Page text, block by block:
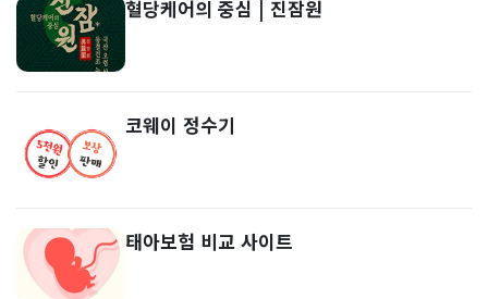
혈당케어의 중심 | 진잠원
코웨이 정수기
태아보험 비교 사이트